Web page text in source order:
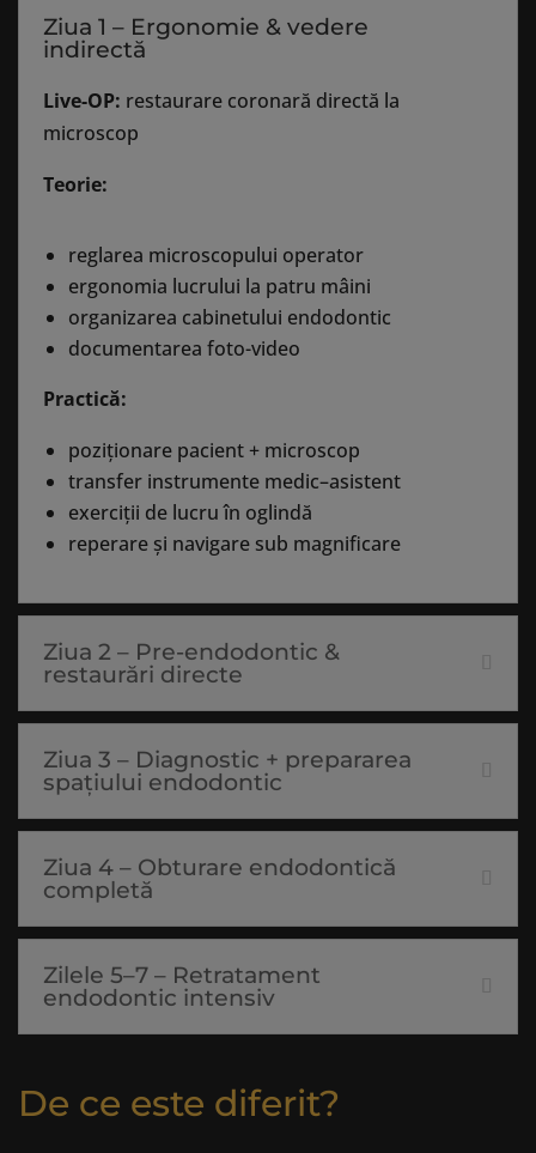
Ziua 1 – Ergonomie & vedere
indirectă
Live-OP: restaurare coronară directă la
microscop
Teorie:
reglarea microscopului operator
ergonomia lucrului la patru mâini
organizarea cabinetului endodontic
documentarea foto-video
Practică:
poziționare pacient + microscop
transfer instrumente medic–asistent
exerciții de lucru în oglindă
reperare și navigare sub magnificare
Ziua 2 – Pre-endodontic &
restaurări directe
Ziua 3 – Diagnostic + prepararea
spațiului endodontic
Ziua 4 – Obturare endodontică
completă
Zilele 5–7 – Retratament
endodontic intensiv
De ce este diferit?